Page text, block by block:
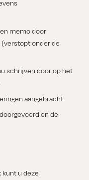
memo door
onder de
schrijven door op het
aangebracht.
en de
kunt u deze